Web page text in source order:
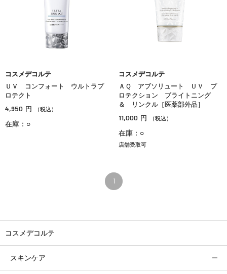
コスメデコルテ
スキンケア
コスメデコルテ
ＵＶ コンフォート ウルトラプ
ロテクト
4,950 円 （税込）
在庫：○
コスメデコルテ
ＡＱ アブソリュート ＵＶ プ
ロテクション ブライトニング
＆ リンクル［医薬部外品］
11,000 円 （税込）
在庫：○
店舗受取可
1